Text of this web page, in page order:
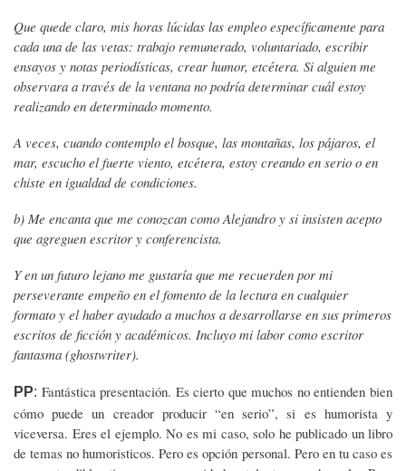
Que quede claro, mis horas lúcidas las empleo específicamente para
cada una de las vetas: trabajo remunerado, voluntariado, escribir
ensayos y notas periodísticas, crear humor, etcétera. Si alguien me
observara a través de la ventana no podría determinar cuál estoy
realizando en determinado momento.
A veces, cuando contemplo el bosque, las montañas, los pájaros, el
mar, escucho el fuerte viento, etcétera, estoy creando en serio o en
chiste en igualdad de condiciones.
b) Me encanta que me conozcan como Alejandro y si insisten acepto
que agreguen escritor y conferencista.
Y en un futuro lejano me gustaría que me recuerden por mi
perseverante empeño en el fomento de la lectura en cualquier
formato y el haber ayudado a muchos a desarrollarse en sus primeros
escritos de ficción y académicos. Incluyo mi labor como escritor
fantasma (ghostwriter).
PP: Fantástica presentación. Es cierto que muchos no entienden bien
cómo puede un creador producir “en serio”, si es humorista y
viceversa. Eres el ejemplo. No es mi caso, solo he publicado un libro
de temas no humoristicos. Pero es opción personal. Pero en tu caso es